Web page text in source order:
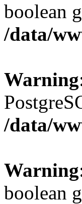
boolean
/data/
Warning
/data/
Warning
boolean